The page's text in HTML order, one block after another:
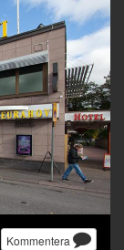
Kommentera